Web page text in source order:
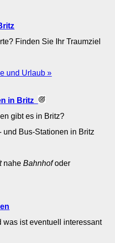
Finden Sie Ihr Traumziel
und Urlaub »
in Britz
gibt es in Britz?
Bus-Stationen in Britz
naheBahnhofoder
was ist eventuell interessant